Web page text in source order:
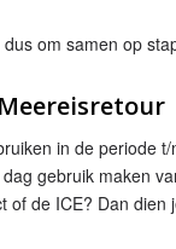
om samen op
in de periode
gebruik maken
of de ICE? Dan